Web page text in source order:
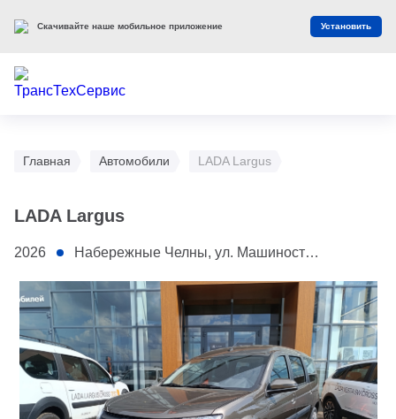
Главная Автомобили LADA Largus
LADA Largus
2026 Набережные Челны, ул. Машиностроительная, 1/2Б
Скачивайте наше мобильное приложение Установить